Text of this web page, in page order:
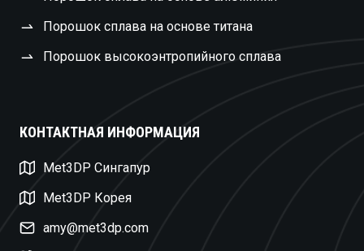
Порошок сплава на основе титана
Порошок высокоэнтропийного сплава
КОНТАКТНАЯ ИНФОРМАЦИЯ
Met3DP Сингапур
Met3DP Корея
amy@met3dp.com